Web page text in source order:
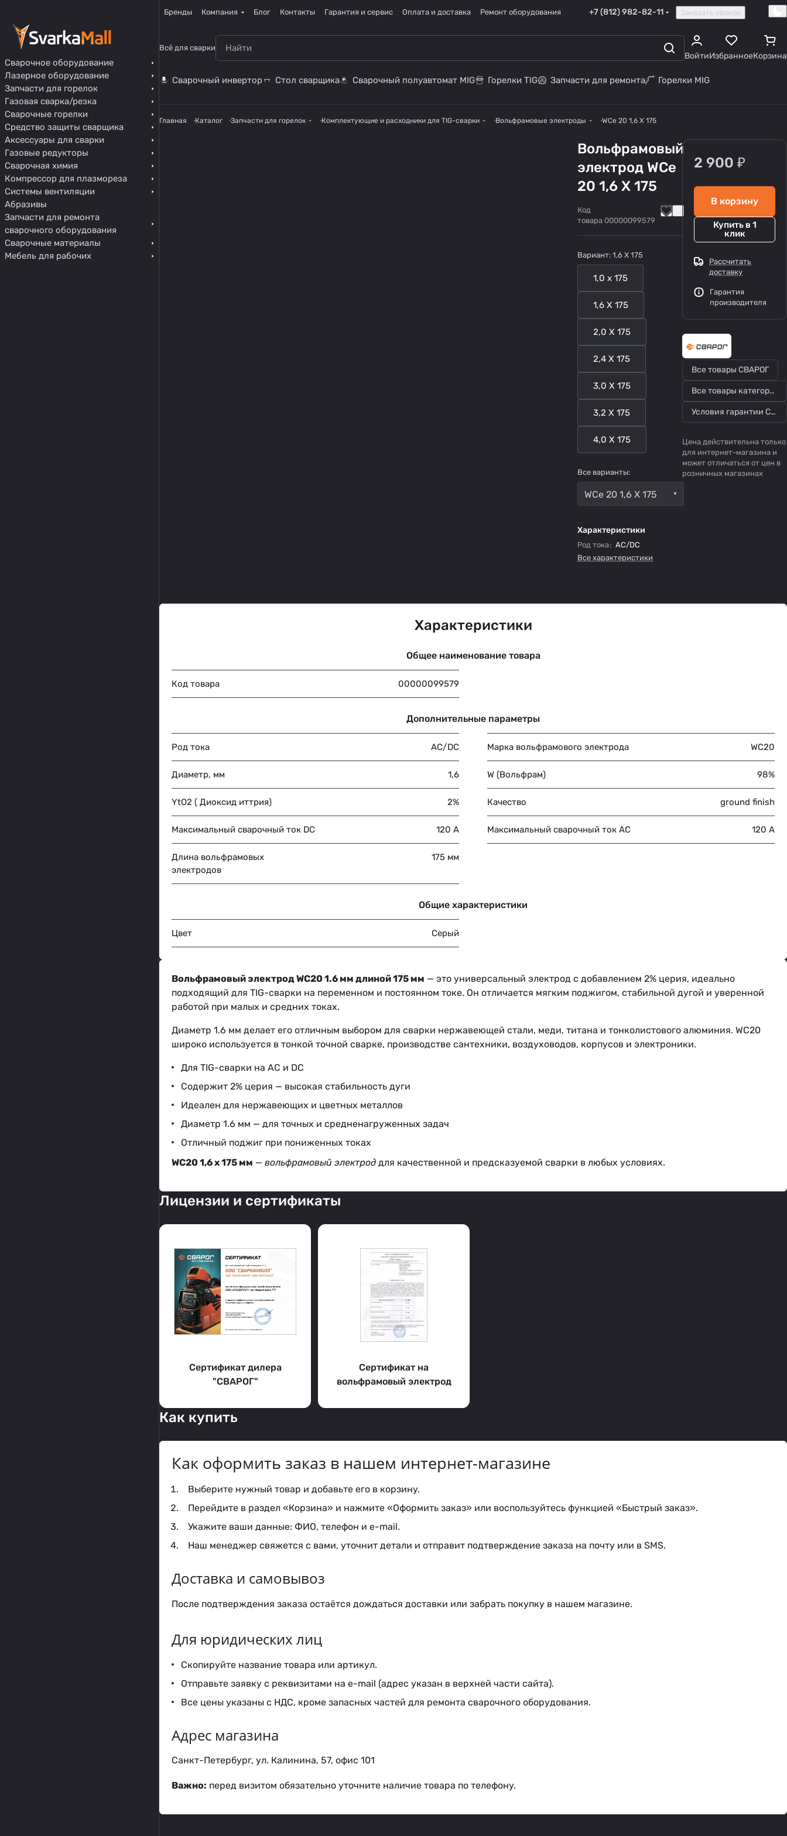
Бренды Компания Блог Контакты Гарантия и сервис Оплата и доставка Ремонт оборудования +7 (812) 982-82-11 Заказать звонок
Всё для сварки
ВойтиИзбранноеКорзина
Сварочный инвертор Стол сварщика Сварочный полуавтомат MIG Горелки TIG Запчасти для ремонта Горелки MIG
Главная Каталог Запчасти для горелок Комплектующие и расходники для TIG-сварки Вольфрамовые электроды WCe 20 1,6 Х 175
Вольфрамовый
электрод WCe
20 1,6 Х 175
Код
товара 00000099579
Вариант: 1,6 Х 175
1,0 х 175
1,6 Х 175
2,0 Х 175
2,4 Х 175
3,0 Х 175
3,2 Х 175
4,0 Х 175
Все варианты:
WCe 20 1,6 Х 175
Характеристики
Род тока: AC/DC
Все характеристики
2 900 ₽
В корзину
Купить в 1
клик
Рассчитать
доставку
Гарантия
производителя
Все товары СВАРОГ
Все товары категории
Условия гарантии СВАРОГ
Цена действительна только
для интернет-магазина и
может отличаться от цен в
розничных магазинах
Характеристики
Общее наименование товара
Код товара 00000099579
Дополнительные параметры
Род тока AC/DC Марка вольфрамового электрода WC20
Диаметр, мм 1,6 W (Вольфрам) 98%
YtO2 ( Диоксид иттрия) 2% Качество ground finish
Максимальный сварочный ток DC 120 А Максимальный сварочный ток AC 120 А
Длина вольфрамовых
электродов
175 мм
Общие характеристики
Цвет Серый
Вольфрамовый электрод WC20 1.6 мм длиной 175 мм — это универсальный электрод с добавлением 2% церия, идеально
подходящий для TIG-сварки на переменном и постоянном токе. Он отличается мягким поджигом, стабильной дугой и уверенной
работой при малых и средних токах.
Диаметр 1.6 мм делает его отличным выбором для сварки нержавеющей стали, меди, титана и тонколистового алюминия. WC20
широко используется в тонкой точной сварке, производстве сантехники, воздуховодов, корпусов и электроники.
Для TIG-сварки на AC и DC
Содержит 2% церия — высокая стабильность дуги
Идеален для нержавеющих и цветных металлов
Диаметр 1.6 мм — для точных и средненагруженных задач
Отличный поджиг при пониженных токах
WC20 1,6 х 175 мм — вольфрамовый электрод для качественной и предсказуемой сварки в любых условиях.
Лицензии и сертификаты
Сертификат дилера
"СВАРОГ"
Сертификат на
вольфрамовый электрод
Как купить
Как оформить заказ в нашем интернет-магазине
Выберите нужный товар и добавьте его в корзину.
Перейдите в раздел «Корзина» и нажмите «Оформить заказ» или воспользуйтесь функцией «Быстрый заказ».
Укажите ваши данные: ФИО, телефон и e-mail.
Наш менеджер свяжется с вами, уточнит детали и отправит подтверждение заказа на почту или в SMS.
Доставка и самовывоз
После подтверждения заказа остаётся дождаться доставки или забрать покупку в нашем магазине.
Для юридических лиц
Скопируйте название товара или артикул.
Отправьте заявку с реквизитами на e-mail (адрес указан в верхней части сайта).
Все цены указаны с НДС, кроме запасных частей для ремонта сварочного оборудования.
Адрес магазина
Санкт-Петербург, ул. Калинина, 57, офис 101
Важно: перед визитом обязательно уточните наличие товара по телефону.
Сварочное оборудование
Лазерное оборудование
Запчасти для горелок
Газовая сварка/резка
Сварочные горелки
Средство защиты сварщика
Аксессуары для сварки
Газовые редукторы
Сварочная химия
Компрессор для плазмореза
Системы вентиляции
Абразивы
Запчасти для ремонта
сварочного оборудования
Сварочные материалы
Мебель для рабочих